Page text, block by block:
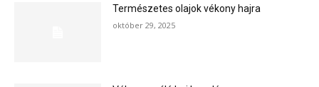
Természetes olajok vékony hajra
október 29, 2025